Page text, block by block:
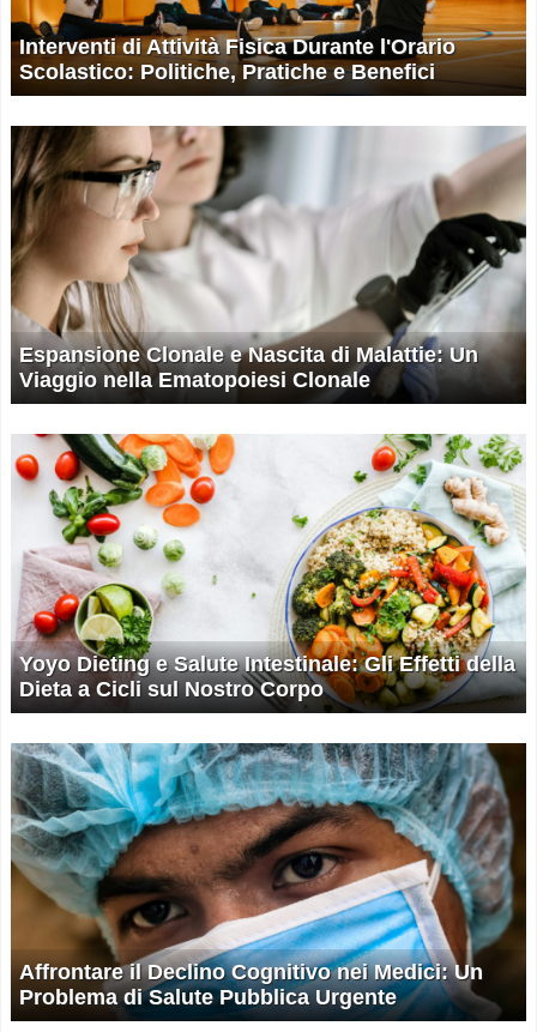
Interventi di Attività Fisica Durante l'Orario
Scolastico: Politiche, Pratiche e Benefici
Espansione Clonale e Nascita di Malattie: Un
Viaggio nella Ematopoiesi Clonale
Yoyo Dieting e Salute Intestinale: Gli Effetti della
Dieta a Cicli sul Nostro Corpo
Affrontare il Declino Cognitivo nei Medici: Un
Problema di Salute Pubblica Urgente